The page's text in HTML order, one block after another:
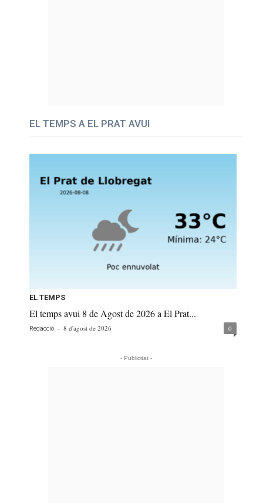
EL TEMPS A EL PRAT AVUI
EL TEMPS
El temps avui 8 de Agost de 2026 a El Prat...
Redacció - 8 d'agost de 2026 0
- Publicitat -